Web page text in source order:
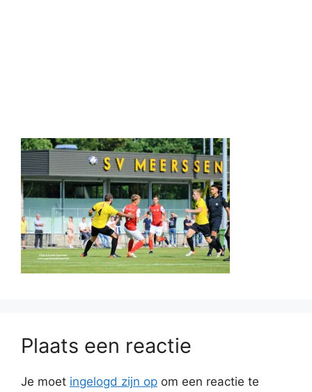
Plaats een reactie
Je moet ingelogd zijn op om een reactie te